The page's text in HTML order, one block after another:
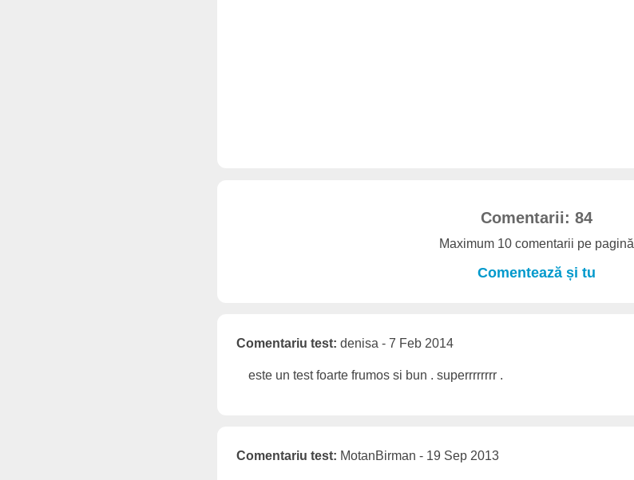
Comentarii: 84
Maximum 10 comentarii pe pagină
Comentează și tu
Comentariu test: denisa - 7 Feb 2014
este un test foarte frumos si bun . superrrrrrrr .
Comentariu test: MotanBirman - 19 Sep 2013